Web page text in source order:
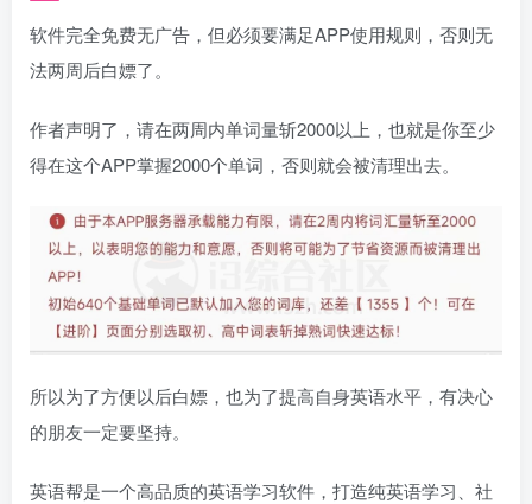
软件完全免费无广告，但必须要满足APP使用规则，否则无
法两周后白嫖了。
作者声明了，请在两周内单词量斩2000以上，也就是你至少
得在这个APP掌握2000个单词，否则就会被清理出去。
所以为了方便以后白嫖，也为了提高自身英语水平，有决心
的朋友一定要坚持。
英语帮是一个高品质的英语学习软件，打造纯英语学习、社